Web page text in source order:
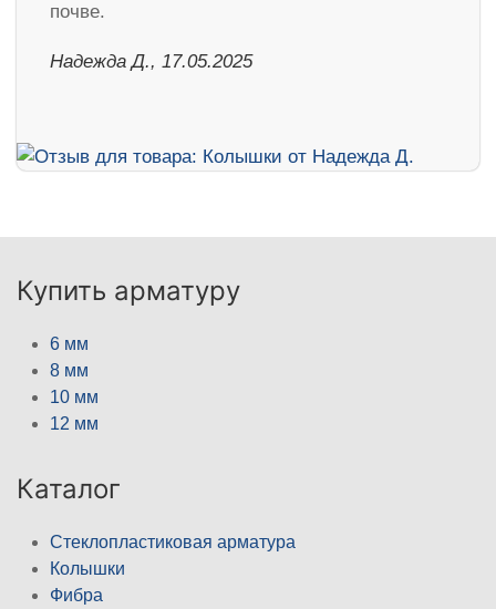
почве.
Надежда Д., 17.05.2025
Купить арматуру
6 мм
8 мм
10 мм
12 мм
Каталог
Стеклопластиковая арматура
Колышки
Фибра